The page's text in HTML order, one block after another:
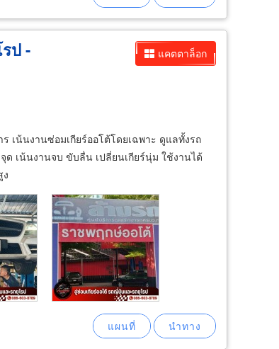
แคตตาล็อก
ป -
เน้นงานซ่อมเกียร์ออโต้โดยเฉพาะ ดูแลทั้งรถ
เน้นงานจบ ขับลื่น เปลี่ยนเกียร์นุ่ม ใช้งานได้